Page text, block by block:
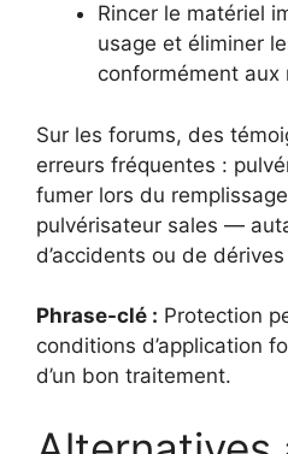
Rincer le matériel
usage et éliminer
conformément aux
Sur les forums, des
erreurs fréquentes :
fumer lors du
pulvérisateur sales —
d’accidents ou de
Phrase-clé : Protection
conditions d’application
d’un bon traitement.